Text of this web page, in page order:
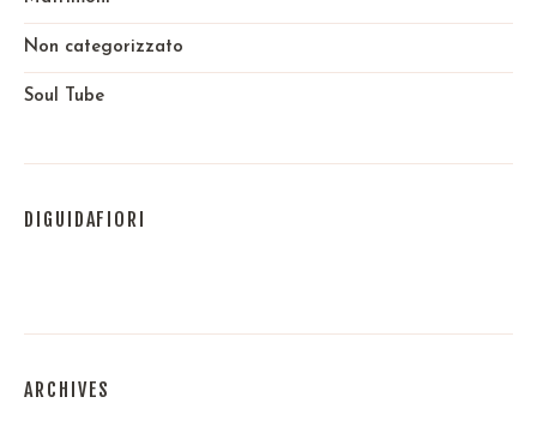
Non categorizzato
Soul Tube
DIGUIDAFIORI
ARCHIVES